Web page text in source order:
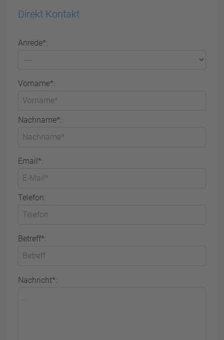
Direkt Kontakt
Anrede*:
Vorname*:
Nachname*:
Email*:
Telefon:
Betreff*:
Nachricht*: